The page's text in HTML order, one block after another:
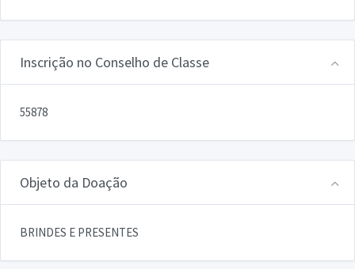
Inscrição no Conselho de Classe
55878
Objeto da Doação
BRINDES E PRESENTES